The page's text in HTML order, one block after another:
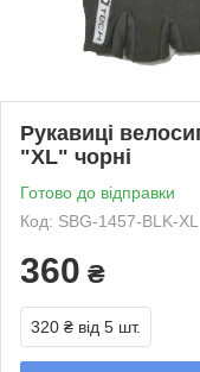
Рукавиці
"XL" чорні
Готово до відправки
Код: SBG-1457-BLK-XL
360 ₴
320 ₴ від 5 шт.